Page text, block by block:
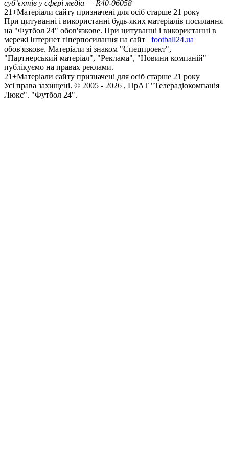
суб’єктів у сфері медіа — R40-06058
21+Матеріали сайту призначені для осіб старше 21 року
При цитуванні і використанні будь-яких матеріалів посилання
на "Футбол 24" обов'язкове. При цитуванні і використанні в
мережі Інтернет гіперпосилання на сайт
football24.ua
обов'язкове. Матеріали зі знаком "Спецпроект",
"Партнерський матеріал", "Реклама", "Новини компаній"
публікуємо на правах реклами.
21+Матеріали сайту призначені для осіб старше 21 року
Усi права захищенi. © 2005 - 2026 , ПрАТ "Телерадіокомпанія
Люкс". "Футбол 24".